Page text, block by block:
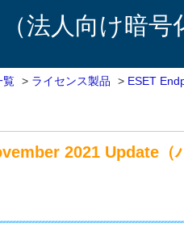
法人向け暗号
覧 > ライセンス製品 > ESET
2021 Update（